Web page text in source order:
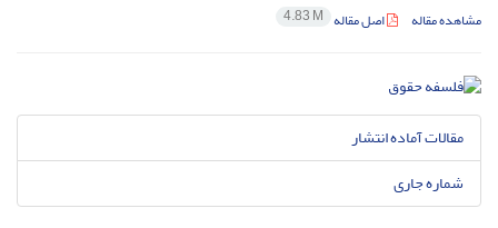
مشاهده مقاله اصل مقاله 4.83 M
مقالات آماده انتشار
شماره جاری